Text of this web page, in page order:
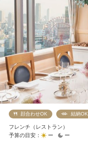
顔合わせOK 結納OK
フレンチ（レストラン）
予算の目安：
ー ー